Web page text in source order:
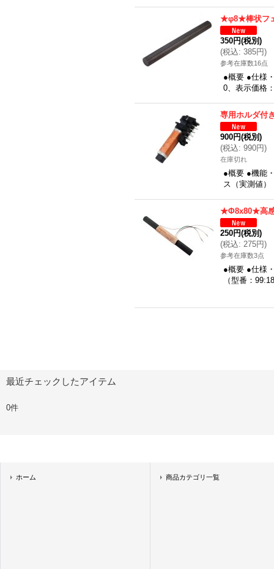
★φ8★棒状フ
350円(税別)
(税込: 385円)
参考在庫数16点
●概要 ●仕様
0、表示価格
専用ホルダ付
900円(税別)
(税込: 990円)
在庫切れ
●概要 ●機能
ス（実測値）
★Φ8x80★高
250円(税別)
(税込: 275円)
参考在庫数3点
●概要 ●仕様
（型番：
最近チェックしたアイテム
0件
ホーム 商品カテゴリ一覧